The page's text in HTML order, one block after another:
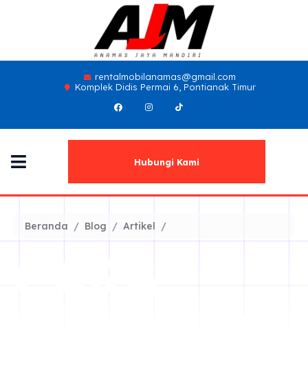
rentalmobilanamas@gmail.com
Komplek Didis Permai 6, Pontianak Timur
Hubungi Kami
Beranda Blog Artikel
CARA